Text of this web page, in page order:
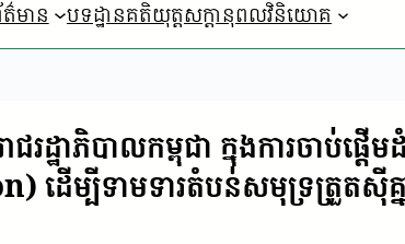
មាន បទដ្ឋានគតិយុត្ត​សក្តានុពលវិនិយោគ
ដ្ឋាភិបាលកម្ពុជា ក្នុងការចាប់ផ្តើ
ម្បីទាមទារតំបន់សមុទ្រត្រួតស៊ីគ្ន